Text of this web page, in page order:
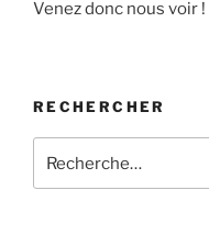
Venez donc nous voir !
RECHERCHER
pour